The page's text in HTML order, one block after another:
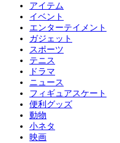
アイテム
イベント
エンターテイメント
ガジェット
スポーツ
テニス
ドラマ
ニュース
フィギュアスケート
便利グッズ
動物
小ネタ
映画